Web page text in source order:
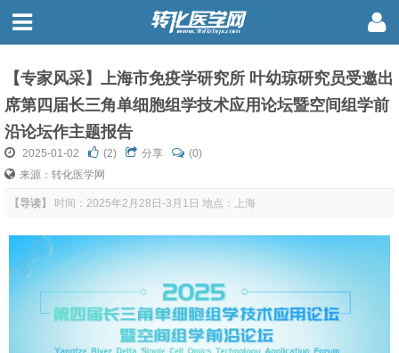
【专家风采】上海市免疫学研究所 叶幼琼研究员受邀出
席第四届长三角单细胞组学技术应用论坛暨空间组学前
沿论坛作主题报告
2025-01-02 (2) 分享
(0)
来源：转化医学网
【导读】 时间：2025年2月28日-3月1日 地点：上海